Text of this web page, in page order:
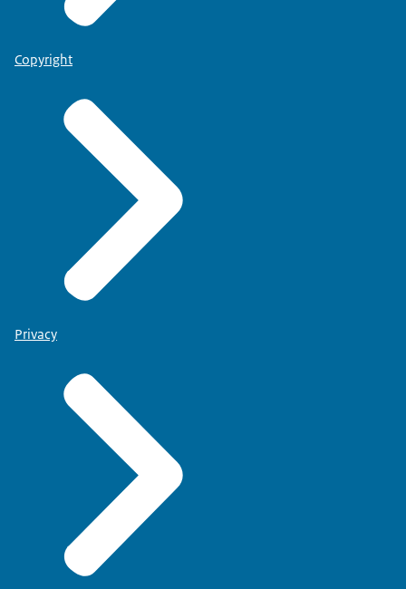
Copyright
Privacy